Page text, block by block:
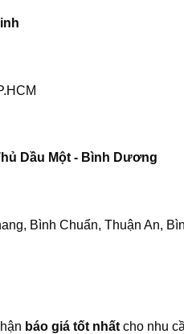
Dầu Một - Bình Dương
Bình Chuẩn, Thuận An,
báo giá tốt nhấtcho nhu